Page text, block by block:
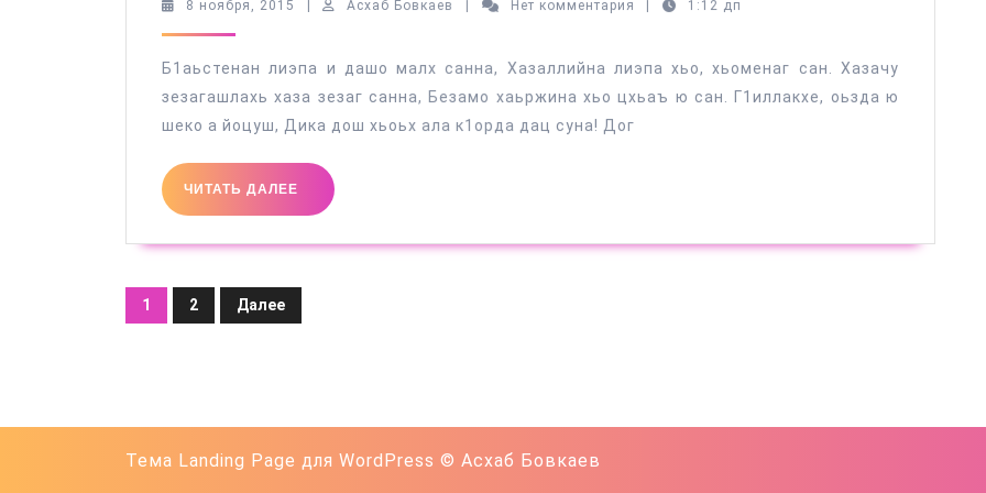
8 ноября, 2015 Асхаб Бовкаев Асхаб
Нет комментария 1:12 дп
Б1аьстенан лиэпа и дашо малх санна, Хазаллийна лиэпа хьо, хьоменаг сан. Хазачу
зезагашлахь хаза зезаг санна, Безамо хаьржина хьо цхьаъ ю сан. Г1иллакхе, оьзда ю
шеко а йоцуш, Дика дош хьоьх ала к1орда дац суна! Дог
ЧИТАТЬ ДАЛЕЕ
ЧИТАТЬ
ДАЛЕЕ
Пагинация
1 2 Далее
Тема Landing Page для WordPress © Асхаб Бовкаев